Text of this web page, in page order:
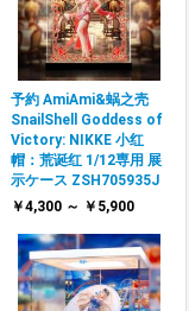
予約 AmiAmi&蜗之壳
SnailShell Goddess of
Victory: NIKKE 小红
帽：荒诞红 1/12専用 展
示ケース ZSH705935J
￥4,300 ～ ￥5,900